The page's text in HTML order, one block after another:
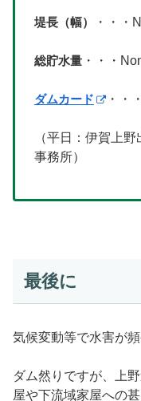
堤長（幅） ・・・
総貯水量 ・・・
ダムカード ・・
（平日：伊賀上
事務所）
最後に
気候変動等で水害が頻
ダム然りですが、上
屋や下流域家屋への